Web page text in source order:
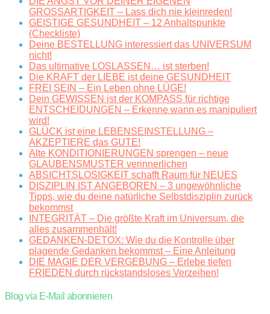
GROSSARTIGKEIT – Lass dich nie kleinreden!
GEISTIGE GESUNDHEIT – 12 Anhaltspunkte
(Checkliste)
Deine BESTELLUNG interessiert das UNIVERSUM
nicht!
Das ultimative LOSLASSEN… ist sterben!
Die KRAFT der LIEBE ist deine GESUNDHEIT
FREI SEIN – Ein Leben ohne LÜGE!
Dein GEWISSEN ist der KOMPASS für richtige
ENTSCHEIDUNGEN – Erkenne wann es manipuliert
wird!
GLÜCK ist eine LEBENSEINSTELLUNG –
AKZEPTIERE das GUTE!
Alte KONDITIONIERUNGEN sprengen – neue
GLAUBENSMUSTER verinnerlichen
ABSICHTSLOSIGKEIT schafft Raum für NEUES
DISZIPLIN IST ANGEBOREN – 3 ungewöhnliche
Tipps, wie du deine natürliche Selbstdisziplin zurück
bekommst
INTEGRITÄT – Die größte Kraft im Universum, die
alles zusammenhält!
GEDANKEN-DETOX: Wie du die Kontrolle über
plagende Gedanken bekommst – Eine Anleitung
DIE MAGIE DER VERGEBUNG – Erlebe tiefen
FRIEDEN durch rückstandsloses Verzeihen!
Blog via E-Mail abonnieren